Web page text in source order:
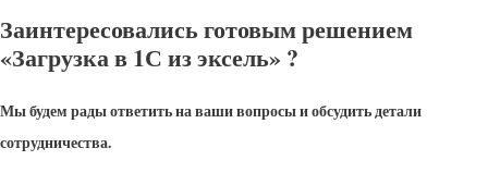
Заинтересовались готовым решением
«Загрузка в 1С из эксель» ?
Мы будем рады ответить на ваши вопросы и обсудить детали
сотрудничества.